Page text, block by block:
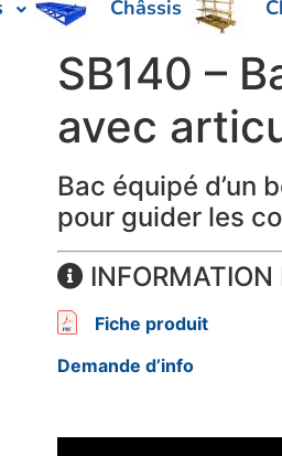
Châssis
SB140 –
avec
Bac équipé d’un
pour guider les
INFORMATION
Fiche produit
Demande d’info